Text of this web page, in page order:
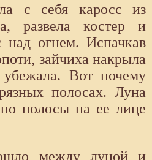
с себя каросс из
развела костер и
над огнем. Испачкав
зайчиха накрыла
Вот почему
полосах. Луна
полосы на ее лице
между луной и